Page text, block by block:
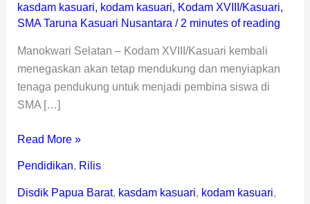
kasdam kasuari, kodam kasuari, Kodam XVIII/Kasuari,
SMA Taruna Kasuari Nusantara / 2 minutes of reading
Manokwari Selatan – Kodam XVIII/Kasuari kembali
menegaskan akan tetap mendukung dan menyiapkan
tenaga pendukung untuk menjadi pembina siswa di
SMA […]
Read More »
Pendidikan, Rilis
Disdik Papua Barat, kasdam kasuari, kodam kasuari,